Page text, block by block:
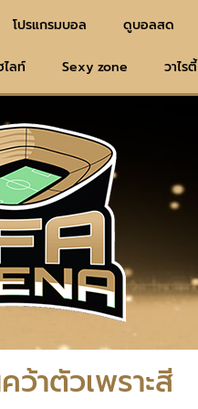
โปรแกรมบอล ดูบอลสด
ไลท์ Sexy zone วาไรตี้
ว้าตัวเพราะสี